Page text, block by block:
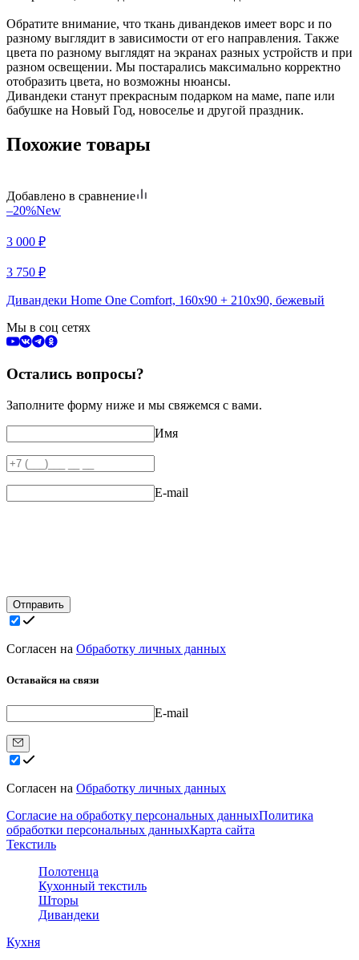
Обратите внимание, что ткань дивандеков имеет ворс и по
разному выглядит в зависимости от его направления. Также
цвета по разному выглядят на экранах разных устройств и при
разном освещении. Мы постарались максимально корректно
отобразить цвета, но возможны нюансы.
Дивандеки станут прекрасным подарком на маме, папе или
бабушке на Новый Год, новоселье и другой праздник.
Похожие товары
Добавлено в сравнение
–20%New
3 000 ₽
3 750 ₽
Дивандеки Home One Comfort, 160x90 + 210x90, бежевый
Мы в соц сетях
Остались вопросы?
Заполните форму ниже и мы свяжемся с вами.
Имя
E-mail
Отправить
Согласен на Обработку личных данных
Оставайся на связи
E-mail
Согласен на Обработку личных данных
Согласие на обработку персональных данныхПолитика
обработки персональных данныхКарта сайта
Текстиль
Полотенца
Кухонный текстиль
Шторы
Дивандеки
Кухня